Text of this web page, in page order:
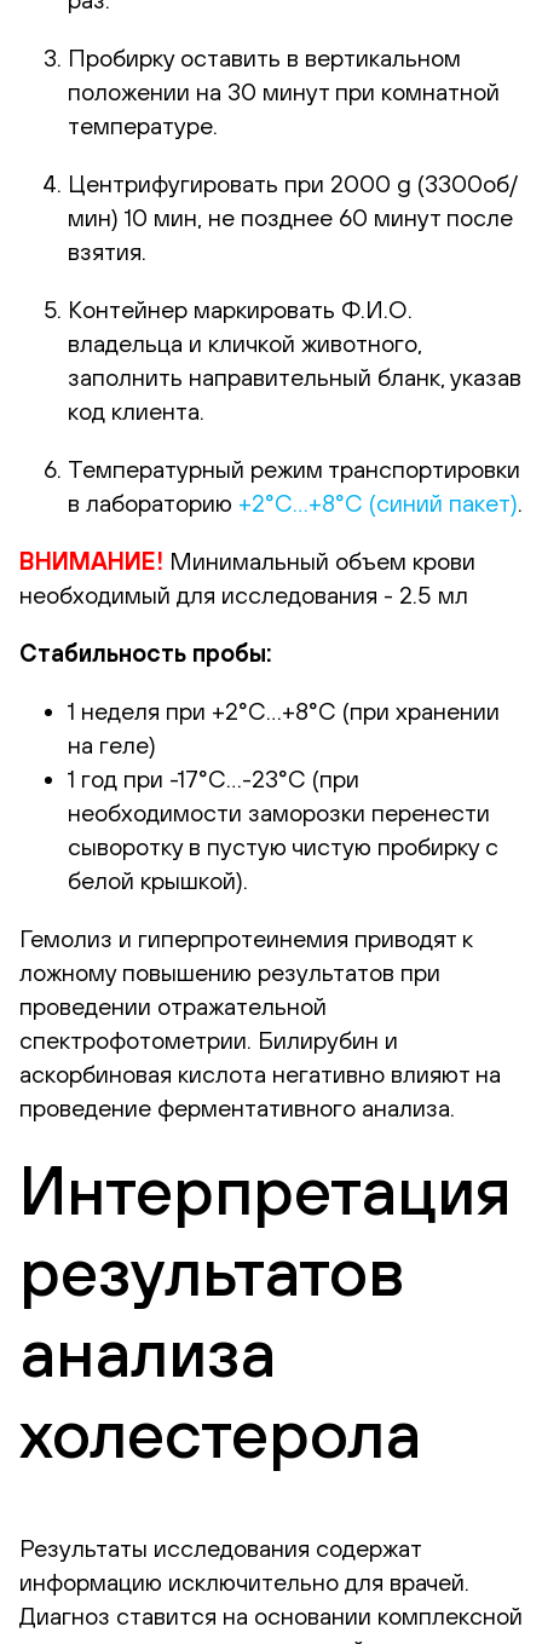
Пробирку оставить в вертикальном
положении на 30 минут при комнатной
температуре.
Центрифугировать при 2000 g (3300об/
мин) 10 мин, не позднее 60 минут после
взятия.
Контейнер маркировать Ф.И.О.
владельца и кличкой животного,
заполнить направительный бланк, указав
код клиента.
Температурный режим транспортировки
в лабораторию +2°С…+8°С (синий пакет).
ВНИМАНИЕ! Минимальный объем крови
необходимый для исследования - 2.5 мл
Стабильность пробы:
1 неделя при +2°С…+8°С (при хранении
на геле)
1 год при -17°С…-23°С (при
необходимости заморозки перенести
сыворотку в пустую чистую пробирку с
белой крышкой).
Гемолиз и гиперпротеинемия приводят к
ложному повышению результатов при
проведении отражательной
спектрофотометрии. Билирубин и
аскорбиновая кислота негативно влияют на
проведение ферментативного анализа.
Интерпретация
результатов
анализа
холестерола
Результаты исследования содержат
информацию исключительно для врачей.
Диагноз ставится на основании комплексной